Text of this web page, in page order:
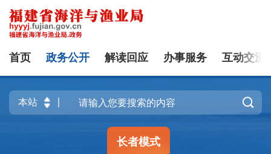
首页 政务公开 解读回应 办事服务 互动交流

长者模式